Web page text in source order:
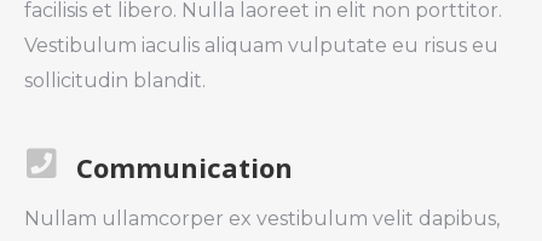
facilisis et libero. Nulla laoreet in elit non porttitor.
Vestibulum iaculis aliquam vulputate eu risus eu
sollicitudin blandit.
Communication
Nullam ullamcorper ex vestibulum velit dapibus,